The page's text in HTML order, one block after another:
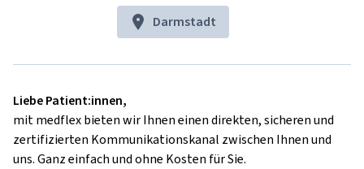
Darmstadt
Liebe Patient:innen,
mit medflex bieten wir Ihnen einen direkten, sicheren und
zertifizierten Kommunikationskanal zwischen Ihnen und
uns. Ganz einfach und ohne Kosten für Sie.